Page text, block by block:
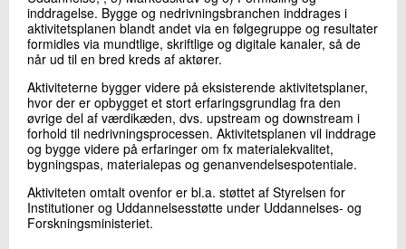
inddragelse. Bygge og nedrivningsbranchen inddrages i
aktivitetsplanen blandt andet via en følgegruppe og resultater
formidles via mundtlige, skriftlige og digitale kanaler, så de
når ud til en bred kreds af aktører.
Aktiviteterne bygger videre på eksisterende aktivitetsplaner,
hvor der er opbygget et stort erfaringsgrundlag fra den
øvrige del af værdikæden, dvs. upstream og downstream i
forhold til nedrivningsprocessen. Aktivitetsplanen vil inddrage
og bygge videre på erfaringer om fx materialekvalitet,
bygningspas, materialepas og genanvendelsespotentiale.
Aktiviteten omtalt ovenfor er bl.a. støttet af Styrelsen for
Institutioner og Uddannelsesstøtte under Uddannelses- og
Forskningsministeriet.